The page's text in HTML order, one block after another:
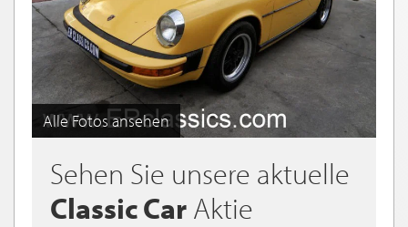
Alle Fotos ansehen
Sehen Sie unsere aktuelle
Classic Car Aktie